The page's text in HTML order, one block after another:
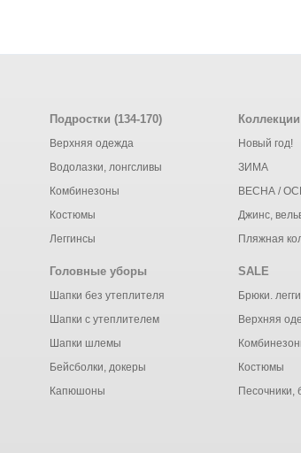
Подростки (134-170)
Верхняя одежда
Водолазки, лонгсливы
Комбинезоны
Костюмы
Леггинсы
Коллекции
Новый год!
ЗИМА
ВЕСНА /
Джинс,
Пляжная
Головные уборы
Шапки без утеплителя
Шапки с утеплителем
Шапки шлемы
Бейсболки, докеры
Капюшоны
SALE
Брюки.
Верхняя
Костюмы
Песочники,